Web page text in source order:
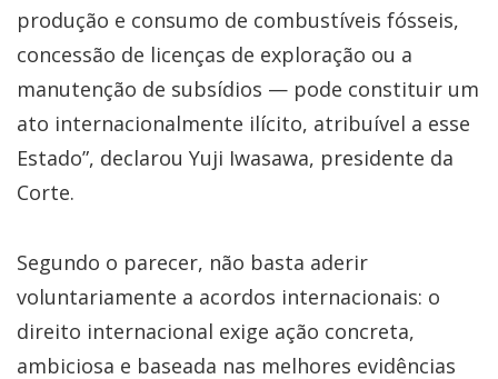
produção e consumo de combustíveis fósseis,
concessão de licenças de exploração ou a
manutenção de subsídios — pode constituir um
ato internacionalmente ilícito, atribuível a esse
Estado”, declarou Yuji Iwasawa, presidente da
Corte.
Segundo o parecer, não basta aderir
voluntariamente a acordos internacionais: o
direito internacional exige ação concreta,
ambiciosa e baseada nas melhores evidências